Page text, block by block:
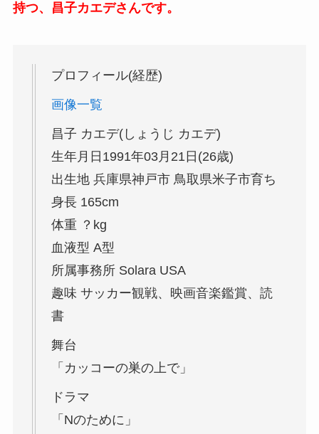
持つ、昌子カエデさんです。
プロフィール(経歴)
画像一覧
昌子 カエデ(しょうじ カエデ)
生年月日1991年03月21日(26歳)
出生地 兵庫県神戸市 鳥取県米子市育ち
身長 165cm
体重 ？kg
血液型 A型
所属事務所 Solara USA
趣味 サッカー観戦、映画音楽鑑賞、読
書
舞台
「カッコーの巣の上で」
ドラマ
「Nのために」